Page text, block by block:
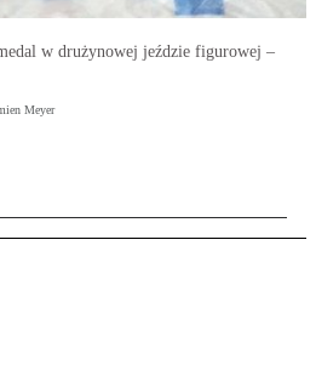
w drużynowej jeździe figurowej –
Meyer